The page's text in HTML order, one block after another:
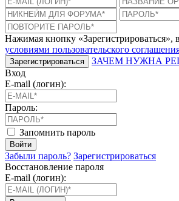
Нажимая кнопку «Зарегистрироваться»,
условиями пользовательского
Зарегистрироваться
ЗАЧЕМ НУЖНА
Вход
E-mail (логин):
Пароль:
Запомнить пароль
Войти
Забыли пароль? Зарегистрироваться
Восстановление пароля
E-mail (логин):